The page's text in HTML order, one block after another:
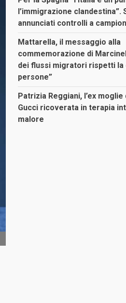
l’immigrazione clandestina”.
annunciati controlli a
Mattarella, il messaggio alla
commemorazione di
dei flussi migratori rispetti la
persone”
Patrizia Reggiani, l’ex
Gucci ricoverata in terapia
malore